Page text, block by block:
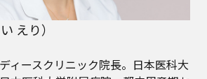
えり）
ィースクリニック院長。日本医科大